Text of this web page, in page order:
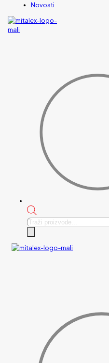
Novosti
Products